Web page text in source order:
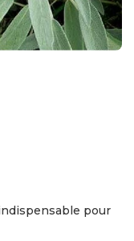
pour